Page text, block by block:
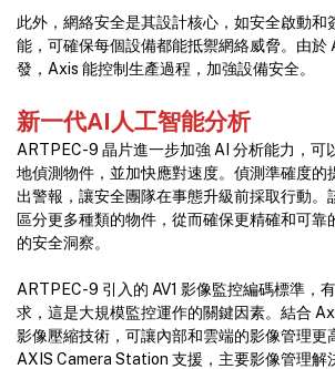
此外，網絡安全是其設計核心，如安全啟動和
能，可確保每個設備都能抵禦網絡威脅。由
發，Axis 能控制生產過程，加強設備安全。
新一代AI人工智能分析
ARTPEC-9 晶片進一步加強 AI 分析能力，可
地偵測物件，並加快應對速度。偵測準確度的
出警報，讓安全團隊在事態升級前採取行動。
區分更多種類的物件，從而確保更精確和可靠
的安全洞察。
ARTPEC-9 引入的 AV1 影像監控編碼標準，
求，這是大規模監控運作的關鍵因素。結合
影像壓縮技術，可讓內部和雲端的影像管理更
AXIS Camera Station 支援，主要影像管理解